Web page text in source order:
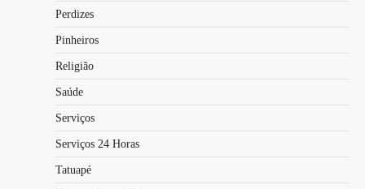
Perdizes
Pinheiros
Religião
Saúde
Serviços
Serviços 24 Horas
Tatuapé